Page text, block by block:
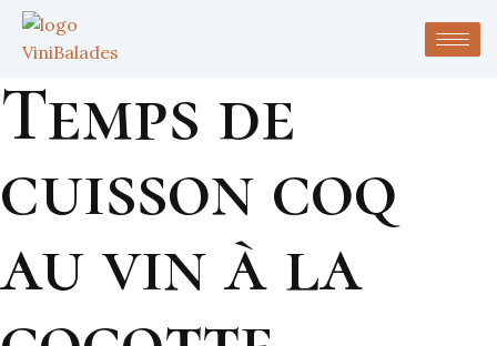
Temps de
cuisson coq
au vin à la